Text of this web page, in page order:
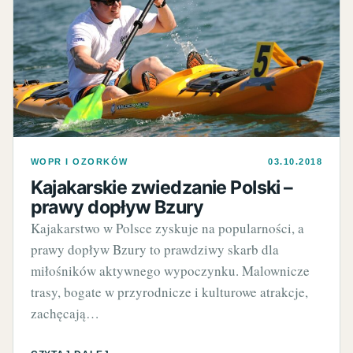
WOPR I OZORKÓW 03.10.2018
Kajakarskie zwiedzanie Polski –
prawy dopływ Bzury
Kajakarstwo w Polsce zyskuje na popularności, a
prawy dopływ Bzury to prawdziwy skarb dla
miłośników aktywnego wypoczynku. Malownicze
trasy, bogate w przyrodnicze i kulturowe atrakcje,
zachęcają…